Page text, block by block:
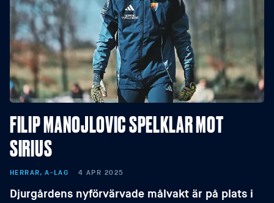
FILIP MANOJLOVIC SPELKLAR MOT
SIRIUS
HERRAR, A-LAG 4 APR 2025
Djurgårdens nyförvärvade målvakt är på plats i